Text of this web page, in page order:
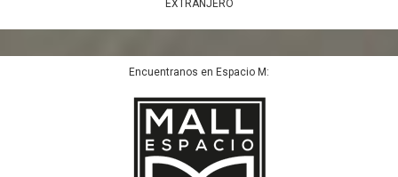
EXTRANJERO
Encuentranos en Espacio M: